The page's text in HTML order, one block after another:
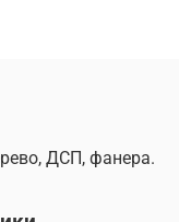
ДСП, фанера.